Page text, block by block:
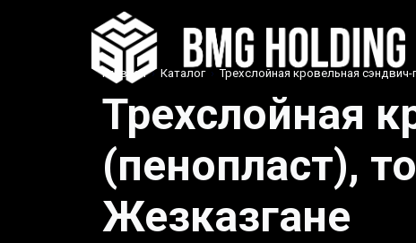
Главная › Каталог › Трехслойная кровельная
Трехслойная
(пенопласт),
Жезказгане